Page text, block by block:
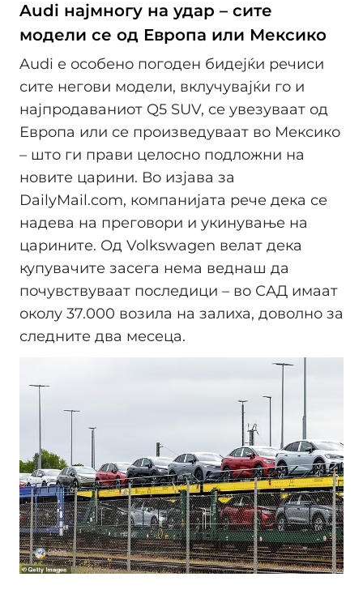
Audi најмногу на удар – сите
модели се од Европа или Мексико
Audi е особено погоден бидејќи речиси
сите негови модели, вклучувајќи го и
најпродаваниот Q5 SUV, се увезуваат од
Европа или се произведуваат во Мексико
– што ги прави целосно подложни на
новите царини. Во изјава за
DailyMail.com, компанијата рече дека се
надева на преговори и укинување на
царините. Од Volkswagen велат дека
купувачите засега нема веднаш да
почувствуваат последици – во САД имаат
околу 37.000 возила на залиха, доволно за
следните два месеца.